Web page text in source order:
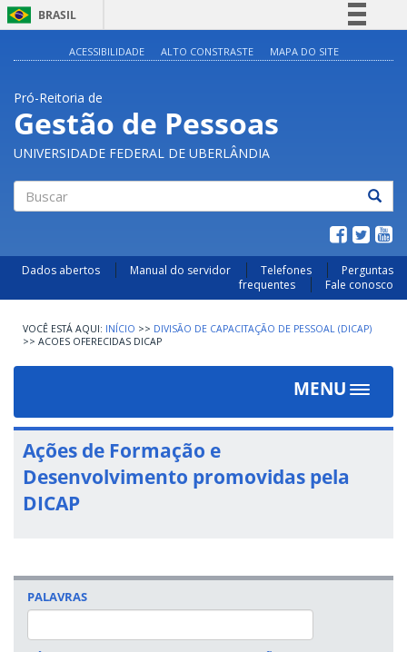
BRASIL
Acesso à informação
Legislação
Canais
ACESSIBILIDADE ALTO CONSTRASTE MAPA DO SITE
Pró-Reitoria de
Gestão de Pessoas
UNIVERSIDADE FEDERAL DE UBERLÂNDIA
Dados abertos Manual do servidor Telefones
Perguntas
frequentes
Fale conosco
INÍCIO >> DIVISÃO DE CAPACITAÇÃO DE PESSOAL (DICAP)
>> ACOES OFERECIDAS DICAP
MENU
Toggle
Ações de Formação e
Desenvolvimento promovidas pela
DICAP
PALAVRAS